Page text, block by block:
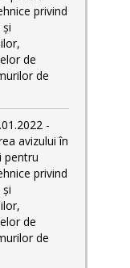
privind
de
de
-
avizului în
pentru
privind
de
de